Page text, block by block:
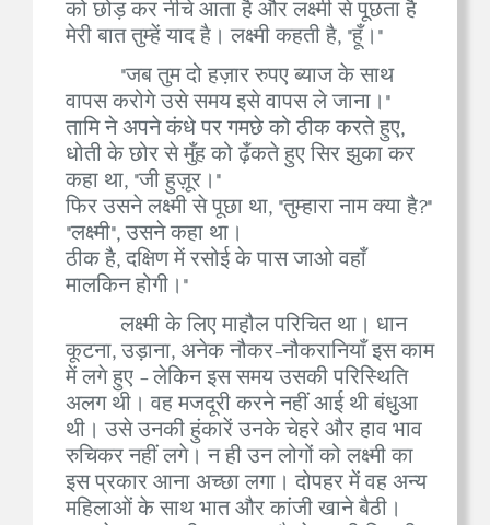
को छोड़ कर नीचे आता है और लक्ष्मी से पूछता है
मेरी बात तुम्हें याद है। लक्ष्मी कहती है, "हूँ।"
"जब तुम दो हज़ार रुपए ब्याज के साथ
वापस करोगे उसे समय इसे वापस ले जाना।"
तामि ने अपने कंधे पर गमछे को ठीक करते हुए,
धोती के छोर से मुँह को ढ़ँकते हुए सिर झुका कर
कहा था, "जी हुज़ूर।"
फिर उसने लक्ष्मी से पूछा था, "तुम्हारा नाम क्या है?"
"लक्ष्मी", उसने कहा था।
ठीक है, दक्षिण में रसोई के पास जाओ वहाँ
मालकिन होगी।"
लक्ष्मी के लिए माहौल परिचित था। धान
कूटना, उड़ाना, अनेक नौकर-नौकरानियाँ इस काम
में लगे हुए - लेकिन इस समय उसकी परिस्थिति
अलग थी। वह मजदूरी करने नहीं आई थी बंधुआ
थी। उसे उनकी हुंकारें उनके चेहरे और हाव भाव
रुचिकर नहीं लगे। न ही उन लोगों को लक्ष्मी का
इस प्रकार आना अच्छा लगा। दोपहर में वह अन्य
महिलाओं के साथ भात और कांजी खाने बैठी।